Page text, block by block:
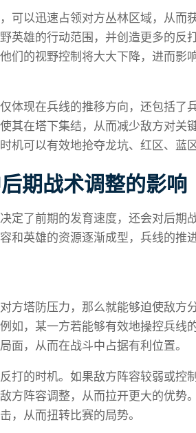
可以迅速占领对方丛林区域，从而
英雄的行动范围，并创造更多的反
们的视野控制将大大下降，进而影
体现在兵线的推移方向，还包括了
其在塔下集结，从而减少敌方对关
机可以有效地抢夺龙坑、红区、蓝
期战术调整的影响
定了前期的发育速度，还会对后期
和英雄的资源逐渐成型，兵线的推
方塔防压力，那么就能够迫使敌方
如，某一方若能够有效地操控兵线
面，从而在战斗中占据有利位置。
打的时机。如果敌方阵容较弱或控
方阵容调整，从而拉开更大的优势
，从而扭转比赛的局势。